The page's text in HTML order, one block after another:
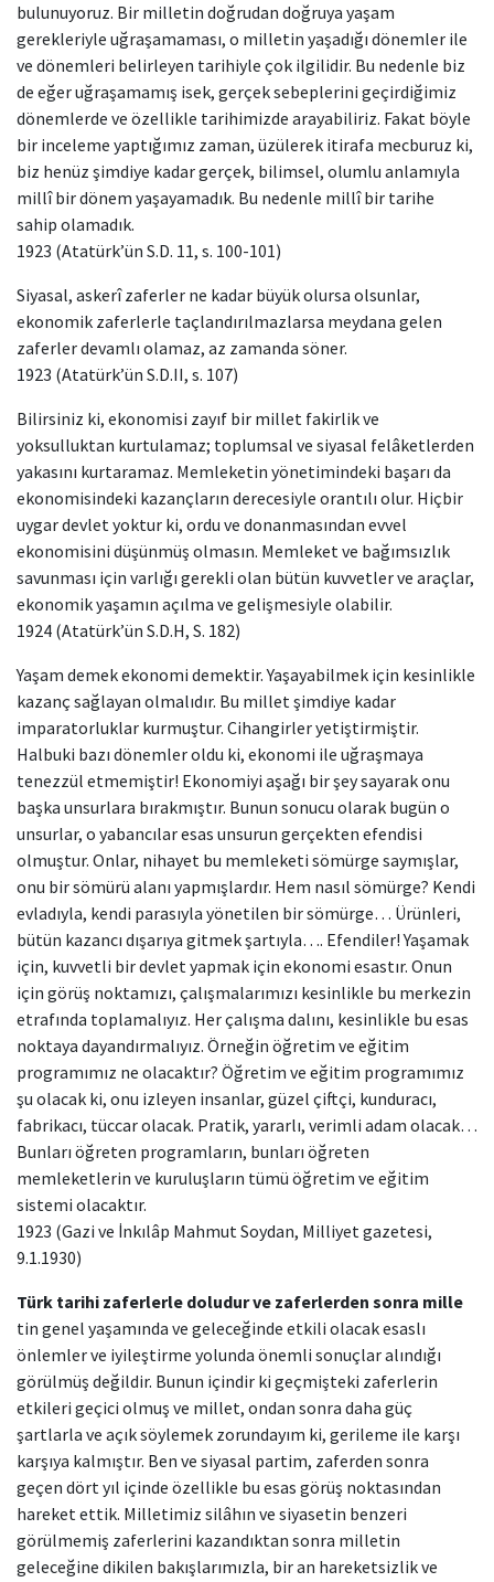
bulunuyoruz. Bir milletin doğrudan doğruya yaşam
gerekleriyle uğraşamaması, o milletin yaşadığı dönemler ile
ve dönemleri belirleyen tarihiyle çok ilgilidir. Bu nedenle biz
de eğer uğraşamamış isek, gerçek sebeplerini geçirdiğimiz
dönemlerde ve özellikle tarihimizde arayabiliriz. Fakat böyle
bir inceleme yaptığımız zaman, üzülerek itirafa mecburuz ki,
biz henüz şimdiye kadar gerçek, bilimsel, olumlu anlamıyla
millî bir dönem yaşayamadık. Bu nedenle millî bir tarihe
sahip olamadık.
1923 (Atatürk’ün S.D. 11, s. 100-101)
Siyasal, askerî zaferler ne kadar büyük olursa olsunlar,
ekonomik zaferlerle taçlandırılmazlarsa meydana gelen
zaferler devamlı olamaz, az zamanda söner.
1923 (Atatürk’ün S.D.II, s. 107)
Bilirsiniz ki, ekonomisi zayıf bir millet fakirlik ve
yoksulluktan kurtulamaz; toplumsal ve siyasal felâketlerden
yakasını kurtaramaz. Memleketin yönetimindeki başarı da
ekonomisindeki kazançların derecesiyle orantılı olur. Hiçbir
uygar devlet yoktur ki, ordu ve donanmasından evvel
ekonomisini düşünmüş olmasın. Memleket ve bağımsızlık
savunması için varlığı gerekli olan bütün kuvvetler ve araçlar,
ekonomik yaşamın açılma ve gelişmesiyle olabilir.
1924 (Atatürk’ün S.D.H, S. 182)
Yaşam demek ekonomi demektir. Yaşayabilmek için kesinlikle
kazanç sağlayan olmalıdır. Bu millet şimdiye kadar
imparatorluklar kurmuştur. Cihangirler yetiştirmiştir.
Halbuki bazı dönemler oldu ki, ekonomi ile uğraşmaya
tenezzül etmemiştir! Ekonomiyi aşağı bir şey sayarak onu
başka unsurlara bırakmıştır. Bunun sonucu olarak bugün o
unsurlar, o yabancılar esas unsurun gerçekten efendisi
olmuştur. Onlar, nihayet bu memleketi sömürge saymışlar,
onu bir sömürü alanı yapmışlardır. Hem nasıl sömürge? Kendi
evladıyla, kendi parasıyla yönetilen bir sömürge… Ürünleri,
bütün kazancı dışarıya gitmek şartıyla…. Efendiler! Yaşamak
için, kuvvetli bir devlet yapmak için ekonomi esastır. Onun
için görüş noktamızı, çalışmalarımızı kesinlikle bu merkezin
etrafında toplamalıyız. Her çalışma dalını, kesinlikle bu esas
noktaya dayandırmalıyız. Örneğin öğretim ve eğitim
programımız ne olacaktır? Öğretim ve eğitim programımız
şu olacak ki, onu izleyen insanlar, güzel çiftçi, kunduracı,
fabrikacı, tüccar olacak. Pratik, yararlı, verimli adam olacak…
Bunları öğreten programların, bunları öğreten
memleketlerin ve kuruluşların tümü öğretim ve eğitim
sistemi olacaktır.
1923 (Gazi ve İnkılâp Mahmut Soydan, Milliyet gazetesi,
9.1.1930)
Türk tarihi zaferlerle doludur ve zaferlerden sonra mille
tin genel yaşamında ve geleceğinde etkili olacak esaslı
önlemler ve iyileştirme yolunda önemli sonuçlar alındığı
görülmüş değildir. Bunun içindir ki geçmişteki zaferlerin
etkileri geçici olmuş ve millet, ondan sonra daha güç
şartlarla ve açık söylemek zorundayım ki, gerileme ile karşı
karşıya kalmıştır. Ben ve siyasal partim, zaferden sonra
geçen dört yıl içinde özellikle bu esas görüş noktasından
hareket ettik. Milletimiz silâhın ve siyasetin benzeri
görülmemiş zaferlerini kazandıktan sonra milletin
geleceğine dikilen bakışlarımızla, bir an hareketsizlik ve